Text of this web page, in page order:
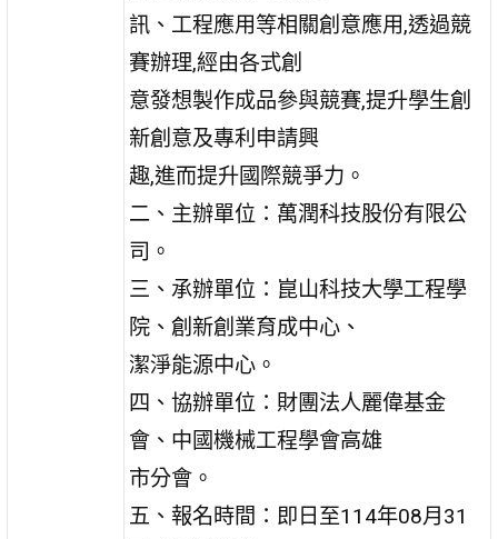
訊、工程應用等相關創意應用,透過競
賽辦理,經由各式創
意發想製作成品參與競賽,提升學生創
新創意及專利申請興
趣,進而提升國際競爭力。
二、主辦單位：萬潤科技股份有限公
司。
三、承辦單位：崑山科技大學工程學
院、創新創業育成中心、
潔淨能源中心。
四、協辦單位：財團法人麗偉基金
會、中國機械工程學會高雄
市分會。
五、報名時間：即日至114年08月31